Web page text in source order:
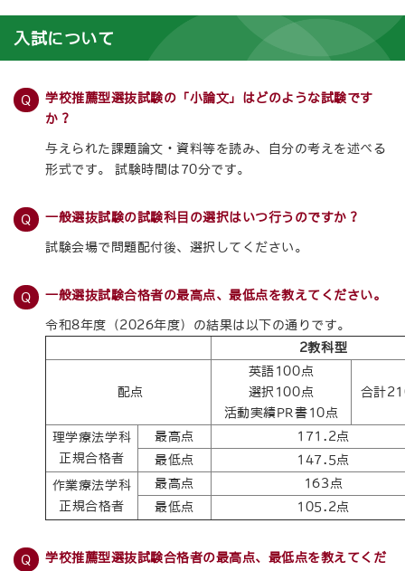
入試について
学校推薦型選抜試験の「小論文」はどのような試験です
か？
与えられた課題論文・資料等を読み、自分の考えを述べる
形式です。 試験時間は70分です。
一般選抜試験の試験科目の選択はいつ行うのですか？
試験会場で問題配付後、選択してください。
一般選抜試験合格者の最高点、最低点を教えてください。
令和8年度（2026年度）の結果は以下の通りです。
2教科型
配点
英語100点
選択100点
活動実績PR書10点
合計
理学療法学科
正規合格者
最高点
171.2点
最低点
147.5点
作業療法学科
正規合格者
最高点
163点
最低点
105.2点
学校推薦型選抜試験合格者の最高点、最低点を教えてくだ